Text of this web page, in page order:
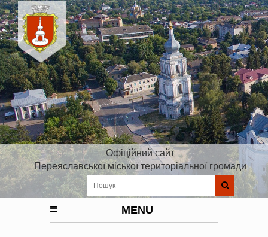
Офіційний сайт
Переяславської міської територіальної громади
MENU